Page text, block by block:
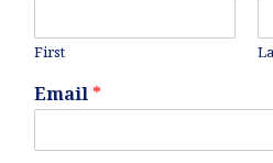
First
Email *